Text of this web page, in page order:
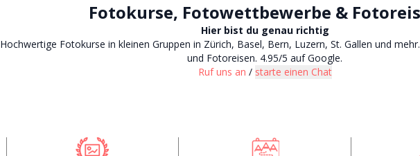
Fotokurse, Fotowettbewerbe &
Hier bist du genau richtig
Hochwertige Fotokurse in kleinen Gruppen in Zürich, Basel, Bern, Luzern, St. Gallen und
und Fotoreisen. 4.95/5 auf Google.
Ruf uns an / starte einen Chat